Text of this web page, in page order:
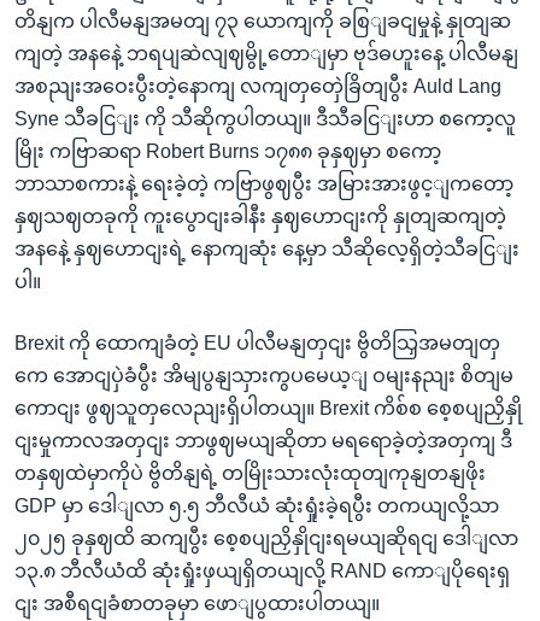
တိနျက ပါလီမနျအမတျ ၇၃ ယောကျကို ခစြျခငျမှုနဲ့ နှုတျဆ
ကျတဲ့ အနနေဲ့ ဘရပျဆဲလျဈမွို့တောျမှာ ဗုဒ်ဓဟူးနေ့ ပါလီမနျ
အစညျးအဝေးပွီးတဲ့နောကျ လကျတှတှေဲခြိတျပွီး Auld Lang
Syne သီခငြျး ကို သီဆိုကွပါတယျ။ ဒီသီခငြျးဟာ စကော့လူ
မြိုး ကဗြာဆရာ Robert Burns ၁၇၈၈ ခုနှဈမှာ စကော့
ဘာသာစကားနဲ့ ရေးခဲ့တဲ့ ကဗြာဖွဈပွီး အမြားအားဖွင့ျကတော့
နှဈသဈတခုကို ကူးပွောငျးခါနီး နှဈဟောငျးကို နှုတျဆကျတဲ့
အနနေဲ့ နှဈဟောငျးရဲ့ နောကျဆုံး နေ့မှာ သီဆိုလေ့ရှိတဲ့သီခငြျး
ပါ။
Brexit ကို ထောကျခံတဲ့ EU ပါလီမနျတှငျး ဗွိတိသြှအမတျတှ
ကေ အောငျပှဲခံပွီး အိမျပွနျသှားကွပမေယ့ျ ဝမျးနညျး စိတျမ
ကောငျး ဖွဈသူတှလေညျးရှိပါတယျ။ Brexit ကိစ်စ စေ့စပျညှိနှို
ငျးမှုကာလအတှငျး ဘာဖွဈမယျဆိုတာ မရရောခဲ့တဲ့အတှကျ ဒီ
တနှဈထဲမှာကိုပဲ ဗွိတိနျရဲ့ တမြိုးသားလုံးထုတျကုနျတနျဖိုး
GDP မှာ ဒေါျလာ ၅.၅ ဘီလီယံ ဆုံးရှုံးခဲ့ရပွီး တကယျလို့သာ
၂၀၂၅ ခုနှဈထိ ဆကျပွီး စေ့စပျညှိနှိုငျးရမယျဆိုရငျ ဒေါျလာ
၁၃.၈ ဘီလီယံထိ ဆုံးရှုံးဖှယျရှိတယျလို့ RAND ကောျပိုရေးရှ
ငျး အစီရငျခံစာတခုမှာ ဖောျပွထားပါတယျ။